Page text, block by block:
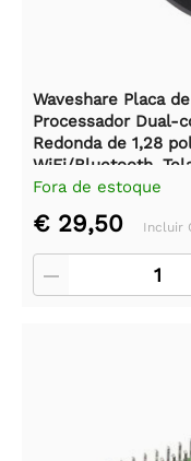
Waveshare Placa
Processador Dual-
Redonda de 1,28
WiFi/Bluetooth,
CNC
Fora de estoque
€ 29,50 Incluir